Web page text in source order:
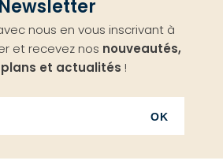
Newsletter
nous en vous inscrivant à
et recevez nos nouveautés,
et actualités !
OK